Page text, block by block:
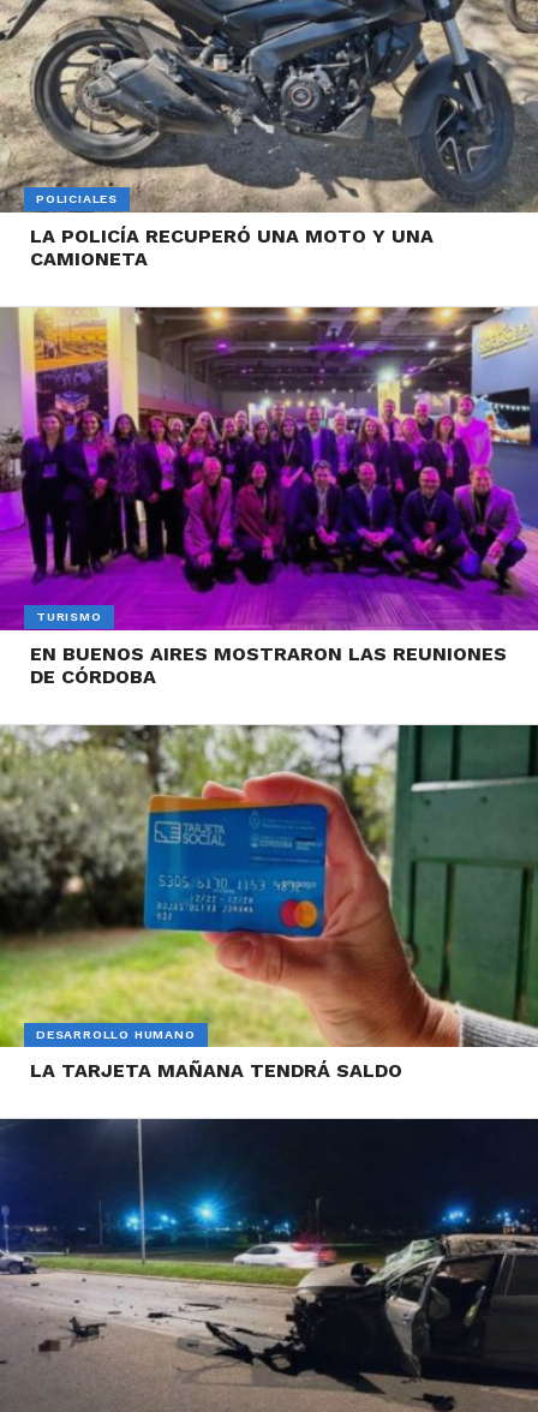
POLICIALES
LA POLICÍA RECUPERÓ UNA MOTO Y UNA
CAMIONETA
TURISMO
EN BUENOS AIRES MOSTRARON LAS REUNIONES
DE CÓRDOBA
DESARROLLO HUMANO
LA TARJETA MAÑANA TENDRÁ SALDO